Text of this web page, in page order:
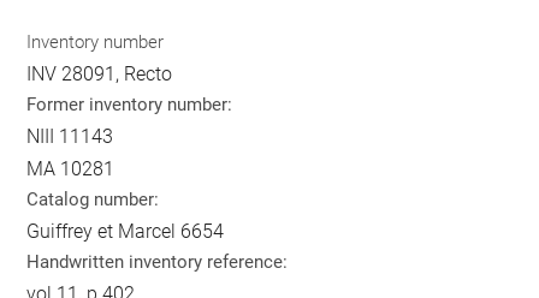
Inventory number
INV 28091, Recto
Former inventory number:
NIII 11143
MA 10281
Catalog number:
Guiffrey et Marcel 6654
Handwritten inventory reference:
vol.11, p.402